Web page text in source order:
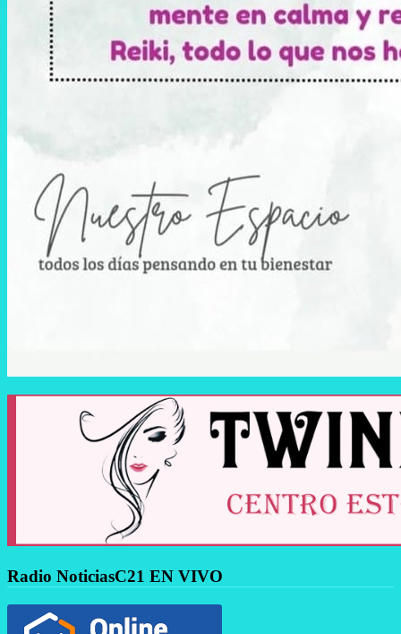
Radio NoticiasC21 EN VIVO